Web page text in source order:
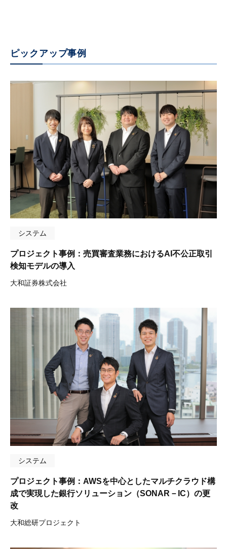
ピックアップ事例
システム
プロジェクト事例：売買審査業務におけるAI不公正取引
検知モデルの導入
大和証券株式会社
システム
プロジェクト事例：AWSを中心としたマルチクラウド構
成で実現した銀行ソリューション（SONAR－IC）の更
改
大和総研プロジェクト